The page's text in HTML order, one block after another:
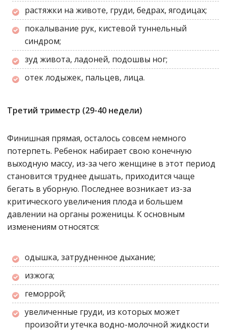
растяжки на животе, груди, бедрах, ягодицах;
покалывание рук, кистевой туннельный
синдром;
зуд живота, ладоней, подошвы ног;
отек лодыжек, пальцев, лица.
Третий триместр (29-40 недели)
Финишная прямая, осталось совсем немного
потерпеть. Ребенок набирает свою конечную
выходную массу, из-за чего женщине в этот период
становится труднее дышать, приходится чаще
бегать в уборную. Последнее возникает из-за
критического увеличения плода и большем
давлении на органы роженицы. К основным
изменениям относятся:
одышка, затрудненное дыхание;
изжога;
геморрой;
увеличенные груди, из которых может
произойти утечка водно-молочной жидкости